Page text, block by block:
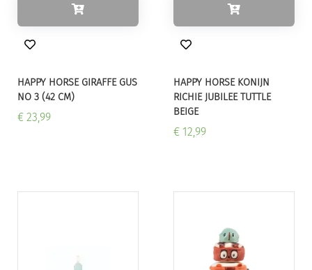
HAPPY HORSE GIRAFFE GUS
NO 3 (42 CM)
€ 23,99
HAPPY HORSE KONIJN
RICHIE JUBILEE TUTTLE
BEIGE
€ 12,99